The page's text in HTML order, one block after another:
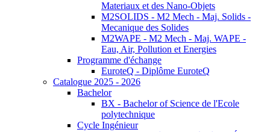
Materiaux et des Nano-Objets
M2SOLIDS - M2 Mech - Maj. Solids -
Mecanique des Solides
M2WAPE - M2 Mech - Maj. WAPE -
Eau, Air, Pollution et Energies
Programme d'échange
EuroteQ - Diplôme EuroteQ
Catalogue 2025 - 2026
Bachelor
BX - Bachelor of Science de l'Ecole
polytechnique
Cycle Ingénieur